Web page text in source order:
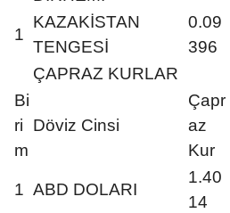
1
KAZAKİSTAN
TENGESİ
0.09
396
ÇAPRAZ KURLAR
Bi
ri
m
Döviz Cinsi
Çapr
az
Kur
1 ABD DOLARI
1.40
14